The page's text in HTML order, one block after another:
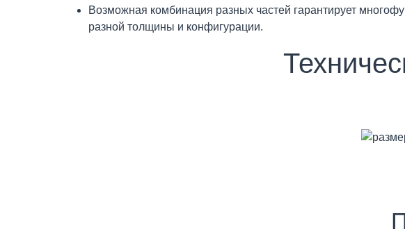
Возможная комбинация разных частей гарантирует
разной толщины и конфигурации.